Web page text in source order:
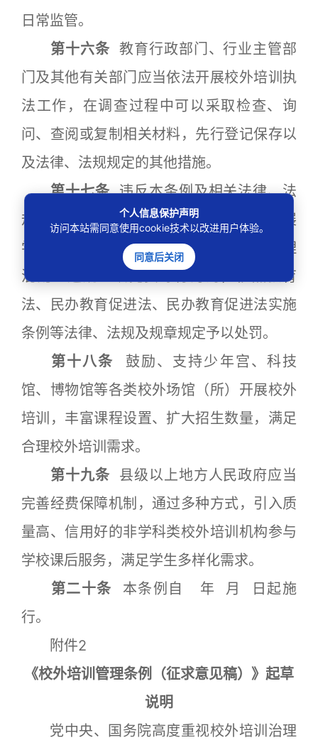
日常监管。
第十六条 教育行政部门、行业主管部
门及其他有关部门应当依法开展校外培训执
法工作，在调查过程中可以采取检查、询
问、查阅或复制相关材料，先行登记保存以
及法律、法规规定的其他措施。
第十七条违反本条例及相关法律、法
规规定，存在擅自开展校外培训、变相开展
学科类校外培训、超出许可范围培训、管理
混乱、违规组织竞赛等行为的，依照教育
法、民办教育促进法、民办教育促进法实施
条例等法律、法规及规章规定予以处罚。
第十八条
鼓励、支持少年宫、科技
馆、博物馆等各类校外场馆（所）开展校外
培训，丰富课程设置、扩大招生数量，满足
合理校外培训需求。
第十九条 县级以上地方人民政府应当
完善经费保障机制，通过多种方式，引入质
量高、信用好的非学科类校外培训机构参与
学校课后服务，满足学生多样化需求。
第二十条 本条例自 年 月 日起施
行。
附件2
《校外培训管理条例（征求意见稿）》起草
说明
党中央、国务院高度重视校外培训治理
个人信息保护声明
访问本站需同意使用cookie技术以改进用户体验。
同意后关闭